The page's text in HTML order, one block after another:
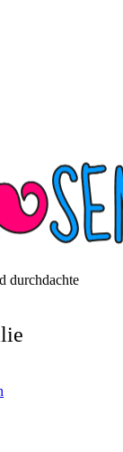
durchdachte